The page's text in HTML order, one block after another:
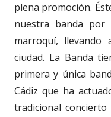
plena promoción.
nuestra banda por
marroquí,
ciudad. La Banda
primera y única
Cádiz que ha
tradicional